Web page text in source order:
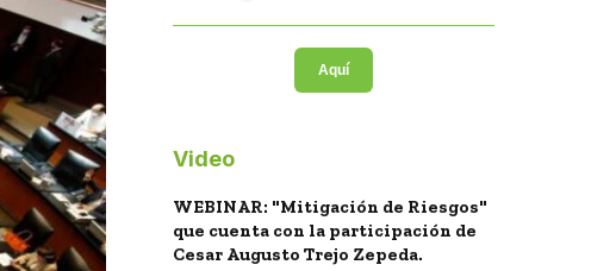
Aquí
Video
WEBINAR: "Mitigación de Riesgos"
que cuenta con la participación de
Cesar Augusto Trejo Zepeda.